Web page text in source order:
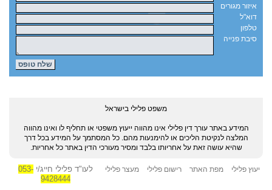
איזור מגורים
דוא"ל
טלפון
סיבת פנייה
משפט פלילי בישראל
המידע באתר עורך דין פלילי אינו מהווה ייעוץ משפטי או תחליף לו ואינו מהווה
המלצה לנקיטת הליכים או להימנעות מהם. כל המסתמך על המידע בכל דרך
שהיא עושה זאת על אחריותו בלבד ומסיר מעורכי הדין באתר כל אחריות.
יעוץ פלילי מפת האתר רישום פלילי מעצר פלילי לעו"ד פלילי חייג/י 053-
9428444